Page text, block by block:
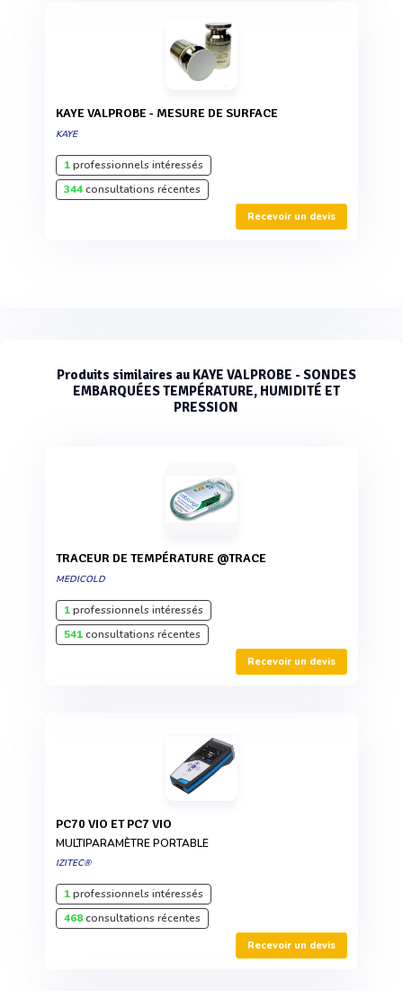
KAYE VALPROBE - MESURE DE SURFACE
KAYE
1professionnels intéressés
344consultations récentes
Recevoir un devis
Produits similaires au KAYE VALPROBE - SONDES
EMBARQUÉES TEMPÉRATURE, HUMIDITÉ ET
PRESSION
TRACEUR DE TEMPÉRATURE @TRACE
MEDICOLD
1professionnels intéressés
541consultations récentes
Recevoir un devis
PC70 VIO ET PC7 VIO
MULTIPARAMÈTRE PORTABLE
IZITEC®
1professionnels intéressés
468consultations récentes
Recevoir un devis